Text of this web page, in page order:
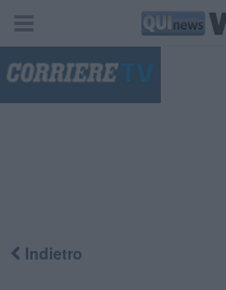
Indietro